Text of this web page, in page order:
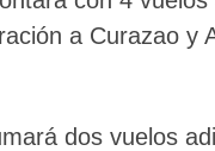
a Curazao y
dos vuelos